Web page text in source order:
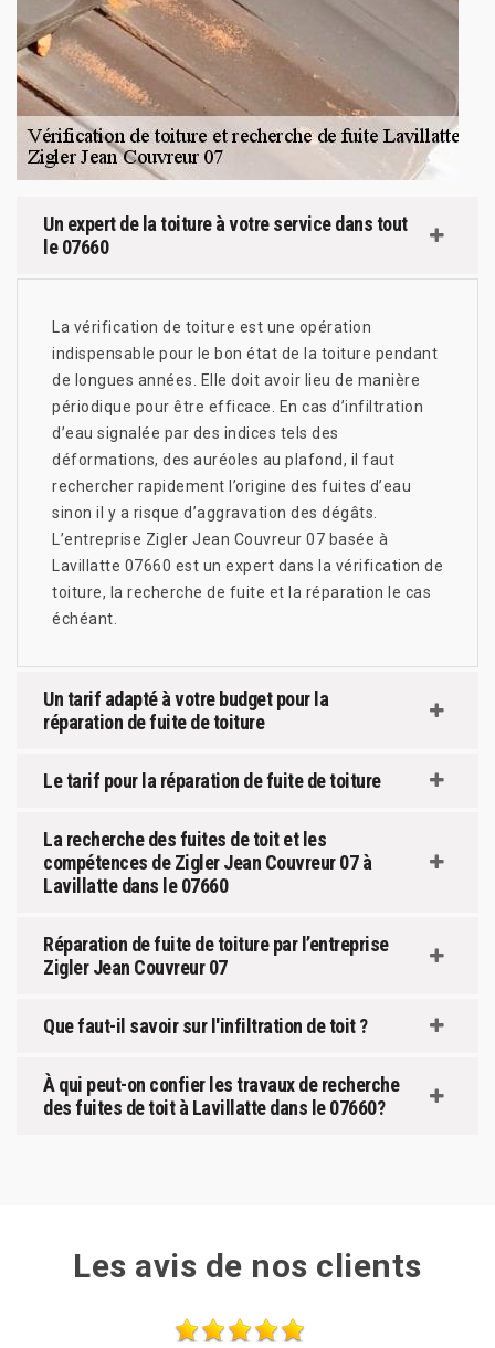
Un expert de la toiture à votre service dans tout
le 07660
La vérification de toiture est une opération
indispensable pour le bon état de la toiture pendant
de longues années. Elle doit avoir lieu de manière
périodique pour être efficace. En cas d’infiltration
d’eau signalée par des indices tels des
déformations, des auréoles au plafond, il faut
rechercher rapidement l’origine des fuites d’eau
sinon il y a risque d’aggravation des dégâts.
L’entreprise Zigler Jean Couvreur 07 basée à
Lavillatte 07660 est un expert dans la vérification de
toiture, la recherche de fuite et la réparation le cas
échéant.
Un tarif adapté à votre budget pour la
réparation de fuite de toiture
Le tarif pour la réparation de fuite de toiture
La recherche des fuites de toit et les
compétences de Zigler Jean Couvreur 07 à
Lavillatte dans le 07660
Réparation de fuite de toiture par l’entreprise
Zigler Jean Couvreur 07
Que faut-il savoir sur l'infiltration de toit ?
À qui peut-on confier les travaux de recherche
des fuites de toit à Lavillatte dans le 07660?
Les avis de nos clients